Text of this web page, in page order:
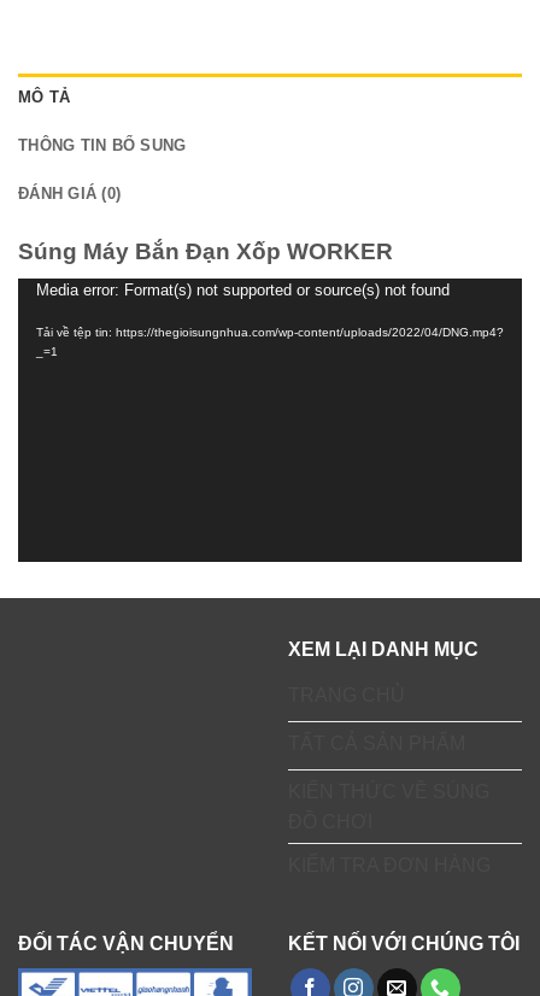
MÔ TẢ
THÔNG TIN BỔ SUNG
ĐÁNH GIÁ (0)
Súng Máy Bắn Đạn Xốp WORKER
Trình
chơi
Video
Media error: Format(s) not supported or source(s) not found
Tải về tệp tin: https://thegioisungnhua.com/wp-content/uploads/2022/04/DNG.mp4?
_=1
XEM LẠI DANH MỤC
ĐỐI TÁC VẬN CHUYỂN KẾT NỐI VỚI CHÚNG TÔI